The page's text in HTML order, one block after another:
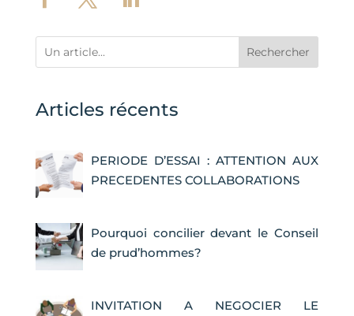
Rechercher
Articles récents
PERIODE D’ESSAI : ATTENTION AUX
PRECEDENTES COLLABORATIONS
Pourquoi concilier devant le Conseil
de prud’hommes?
INVITATION A NEGOCIER LE